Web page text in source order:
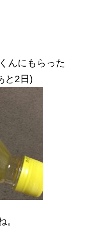
んにもらった
と2日)
。